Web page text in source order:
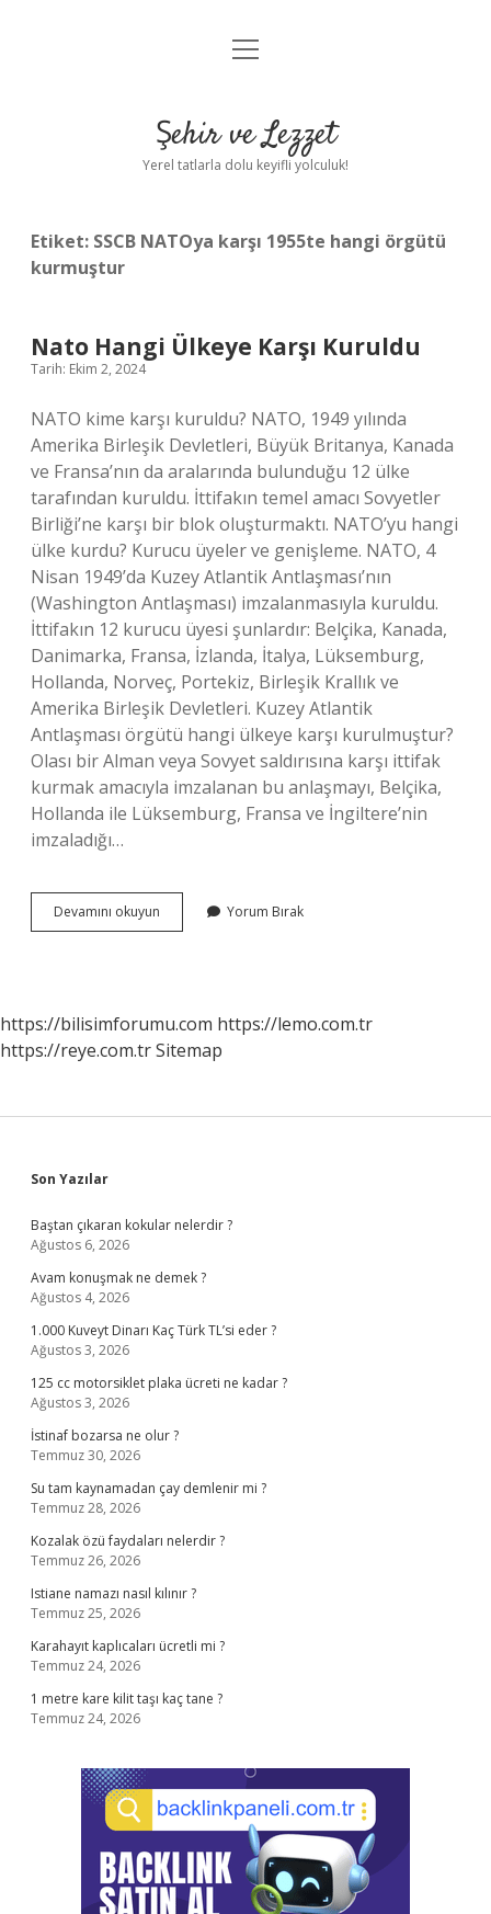
Anasayfa
Yasal Uyarı
menüyü
Şehir ve Lezzet
Yerel tatlarla dolu keyifli yolculuk!
Etiket: SSCB NATOya karşı 1955te hangi örgütü
kurmuştur
Nato Hangi Ülkeye Karşı Kuruldu
Tarih: Ekim 2, 2024
NATO kime karşı kuruldu? NATO, 1949 yılında
Amerika Birleşik Devletleri, Büyük Britanya, Kanada
ve Fransa’nın da aralarında bulunduğu 12 ülke
tarafından kuruldu. İttifakın temel amacı Sovyetler
Birliği’ne karşı bir blok oluşturmaktı. NATO’yu hangi
ülke kurdu? Kurucu üyeler ve genişleme. NATO, 4
Nisan 1949’da Kuzey Atlantik Antlaşması’nın
(Washington Antlaşması) imzalanmasıyla kuruldu.
İttifakın 12 kurucu üyesi şunlardır: Belçika, Kanada,
Danimarka, Fransa, İzlanda, İtalya, Lüksemburg,
Hollanda, Norveç, Portekiz, Birleşik Krallık ve
Amerika Birleşik Devletleri. Kuzey Atlantik
Antlaşması örgütü hangi ülkeye karşı kurulmuştur?
Olası bir Alman veya Sovyet saldırısına karşı ittifak
kurmak amacıyla imzalanan bu anlaşmayı, Belçika,
Hollanda ile Lüksemburg, Fransa ve İngiltere’nin
imzaladığı…
Devamını okuyun
Hangi
Yorum Bırak
https://bilisimforumu.com https://lemo.com.tr
https://reye.com.trSitemap
Sidebar
Son Yazılar
Baştan çıkaran kokular nelerdir ?
Ağustos 6, 2026
Avam konuşmak ne demek ?
Ağustos 4, 2026
1.000 Kuveyt Dinarı Kaç Türk TL’si eder ?
Ağustos 3, 2026
125 cc motorsiklet plaka ücreti ne kadar ?
Ağustos 3, 2026
İstinaf bozarsa ne olur ?
Temmuz 30, 2026
Su tam kaynamadan çay demlenir mi ?
Temmuz 28, 2026
Kozalak özü faydaları nelerdir ?
Temmuz 26, 2026
Istiane namazı nasıl kılınır ?
Temmuz 25, 2026
Karahayıt kaplıcaları ücretli mi ?
Temmuz 24, 2026
1 metre kare kilit taşı kaç tane ?
Temmuz 24, 2026